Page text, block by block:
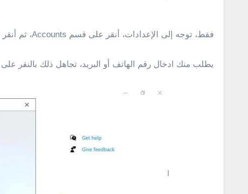
فقط، توجه إلى الإعدادات، أنقر على قسم Accounts، ثم أنقر على Family & other people من القائمة الجانبية، و أنقر على Add someone else to this PC.
يطلب منك ادخال رقم الهاتف أو البريد، تجاهل ذلك بالنقر على I don’t have this person’s sign-in information.